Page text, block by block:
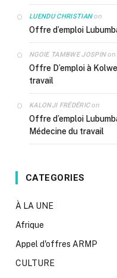
LUENDU CHRISTIANon
Offre d’emploi
NGOIE TAMBWE JOSPINon
Offre D’emploi à
travail
KALONJI FRÉDÉRICon
Offre d’emploi
Médecine du travail
CATEGORIES
À LA UNE
Afrique
Appel d'offres ARMP
CULTURE